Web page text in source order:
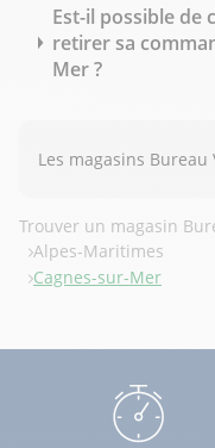
Est-il possible de
retirer sa
Mer ?
Les magasins
Trouver un magasin
Alpes-Maritimes
Cagnes-sur-Mer